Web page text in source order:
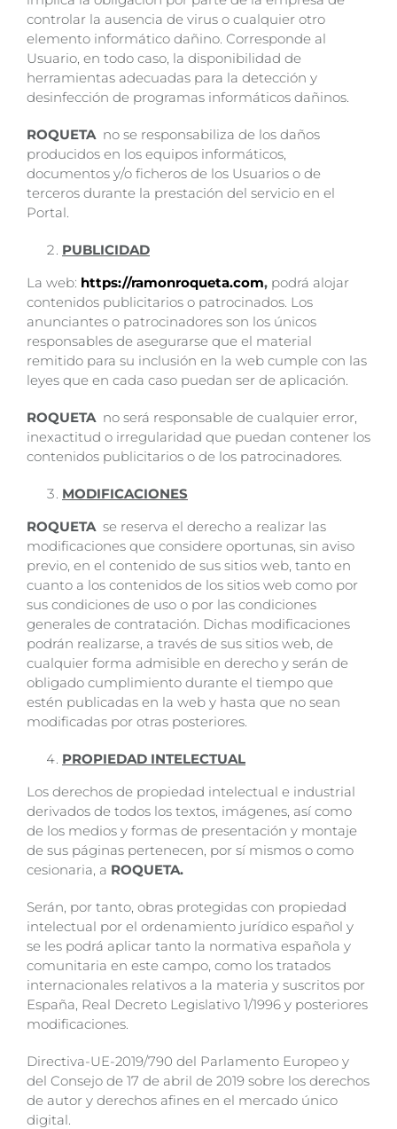
controlar la ausencia de virus o cualquier otro
elemento informático dañino. Corresponde al
Usuario, en todo caso, la disponibilidad de
herramientas adecuadas para la detección y
desinfección de programas informáticos dañinos.
ROQUETA no se responsabiliza de los daños
producidos en los equipos informáticos,
documentos y/o ficheros de los Usuarios o de
terceros durante la prestación del servicio en el
Portal.
PUBLICIDAD
La web: https://ramonroqueta.com, podrá alojar
contenidos publicitarios o patrocinados. Los
anunciantes o patrocinadores son los únicos
responsables de asegurarse que el material
remitido para su inclusión en la web cumple con las
leyes que en cada caso puedan ser de aplicación.
ROQUETA no será responsable de cualquier error,
inexactitud o irregularidad que puedan contener los
contenidos publicitarios o de los patrocinadores.
MODIFICACIONES
ROQUETA se reserva el derecho a realizar las
modificaciones que considere oportunas, sin aviso
previo, en el contenido de sus sitios web, tanto en
cuanto a los contenidos de los sitios web como por
sus condiciones de uso o por las condiciones
generales de contratación. Dichas modificaciones
podrán realizarse, a través de sus sitios web, de
cualquier forma admisible en derecho y serán de
obligado cumplimiento durante el tiempo que
estén publicadas en la web y hasta que no sean
modificadas por otras posteriores.
PROPIEDAD INTELECTUAL
Los derechos de propiedad intelectual e industrial
derivados de todos los textos, imágenes, así como
de los medios y formas de presentación y montaje
de sus páginas pertenecen, por sí mismos o como
cesionaria, a ROQUETA.
Serán, por tanto, obras protegidas con propiedad
intelectual por el ordenamiento jurídico español y
se les podrá aplicar tanto la normativa española y
comunitaria en este campo, como los tratados
internacionales relativos a la materia y suscritos por
España, Real Decreto Legislativo 1/1996 y posteriores
modificaciones.
Directiva-UE-2019/790 del Parlamento Europeo y
del Consejo de 17 de abril de 2019 sobre los derechos
de autor y derechos afines en el mercado único
digital.